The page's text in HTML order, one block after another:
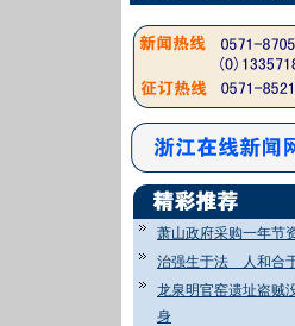
萧山政府采购一年节
治强生于法 人和合
龙泉明官窑遗址盗贼
身